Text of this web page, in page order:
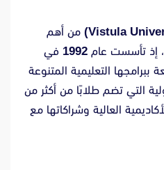
من أهم
إذ تأسست عام 1992 في
ببرامجها التعليمية المتنوعة
التي تضم طلابًا من أكثر من
العالية وشراكاتها مع